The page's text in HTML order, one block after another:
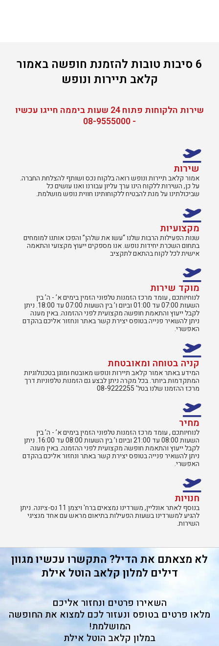
6 סיבות טובות להזמנת חופשה באמור
קלאב תיירות ונופש
שירות הלקוחות פתוח 24 שעות ביממה חייגו עכשיו
- 08-9555000
שירות
אמור קלאב תיירות ונופש רואה בלקוח נכס ושותף להצלחת החברה.
על כן, השירות ללקוח הינו ערך עליון עבורנו ואנו עושים כל
שביכולתינו על מנת להבטיח ללקוחותינו חווית נופש מושלמת.
מקצועיות
שנות הפעילות הרבות שלנו “עשו את שלהן” והפכו אותנו למומחים
בתחום השכרת יחידות נופש. אנו מספקים ייעוץ מקצועי והתאמה
אישית לכל לקוח בהתאם לתקציב
מוקד שירות
לנוחיותכם , עומד מרכז הזמנות טלפוני הזמין בימים א’ - ה’ בין
השעות 07:00 עד 01:00 וביום ו’ בין השעות 07:00 עד 18:00. ניתן
לקבל ייעוץ והתאמת חופשה מקצועית לפני ההזמנה. באין מענה
ניתן להשאיר פנייה בטופס יצירת קשר באתר ונחזור אליכם בהקדם
האפשרי.
קניה בטוחה ומאובטחת
המידע באתר אמור קלאב תיירות ונופש מאובטח ומוגן בטכנולוגיות
המתקדמות ביותר. בכל מקרה ניתן לבצע גם הזמנות טלפוניות דרך
מרכז ההזמנו שלנו בטל' 08-9222255
מחיר
לנוחיותכם , עומד מרכז הזמנות טלפוני הזמין בימים א’ - ה’ בין
השעות 08:00 עד 21:00 וביום ו’ בין השעות 08:00 עד 16:00. ניתן
לקבל ייעוץ והתאמת חופשה מקצועית לפני ההזמנה. באין מענה
ניתן להשאיר פנייה בטופס יצירת קשר באתר ונחזור אליכם בהקדם
האפשרי.
חנויות
בנוסף לאתר אונליין, משרדינו נמצאים ברח' ויצמן 11 נס-ציונה. ניתן
להגיע למשרדינו בשעות הפעילות בתיאום מראש עם אחד מנציגי
השירות.​
לא מצאתם את הדיל? התקשרו עכשיו מגוון
דילים למלון קלאב הוטל אילת
השאירו פרטים ונחזור אליכם
מלאו פרטים בטופס ונעזור לכם למצוא את החופשה
המושלמת!
במלון קלאב הוטל אילת